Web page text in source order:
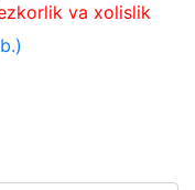
va xolislik